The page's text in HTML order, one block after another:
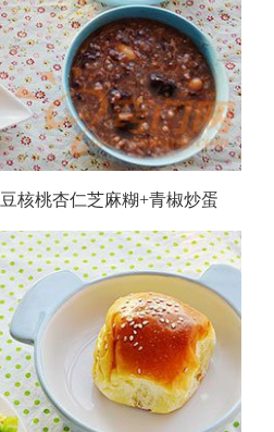
核桃杏仁芝麻糊+青椒炒蛋